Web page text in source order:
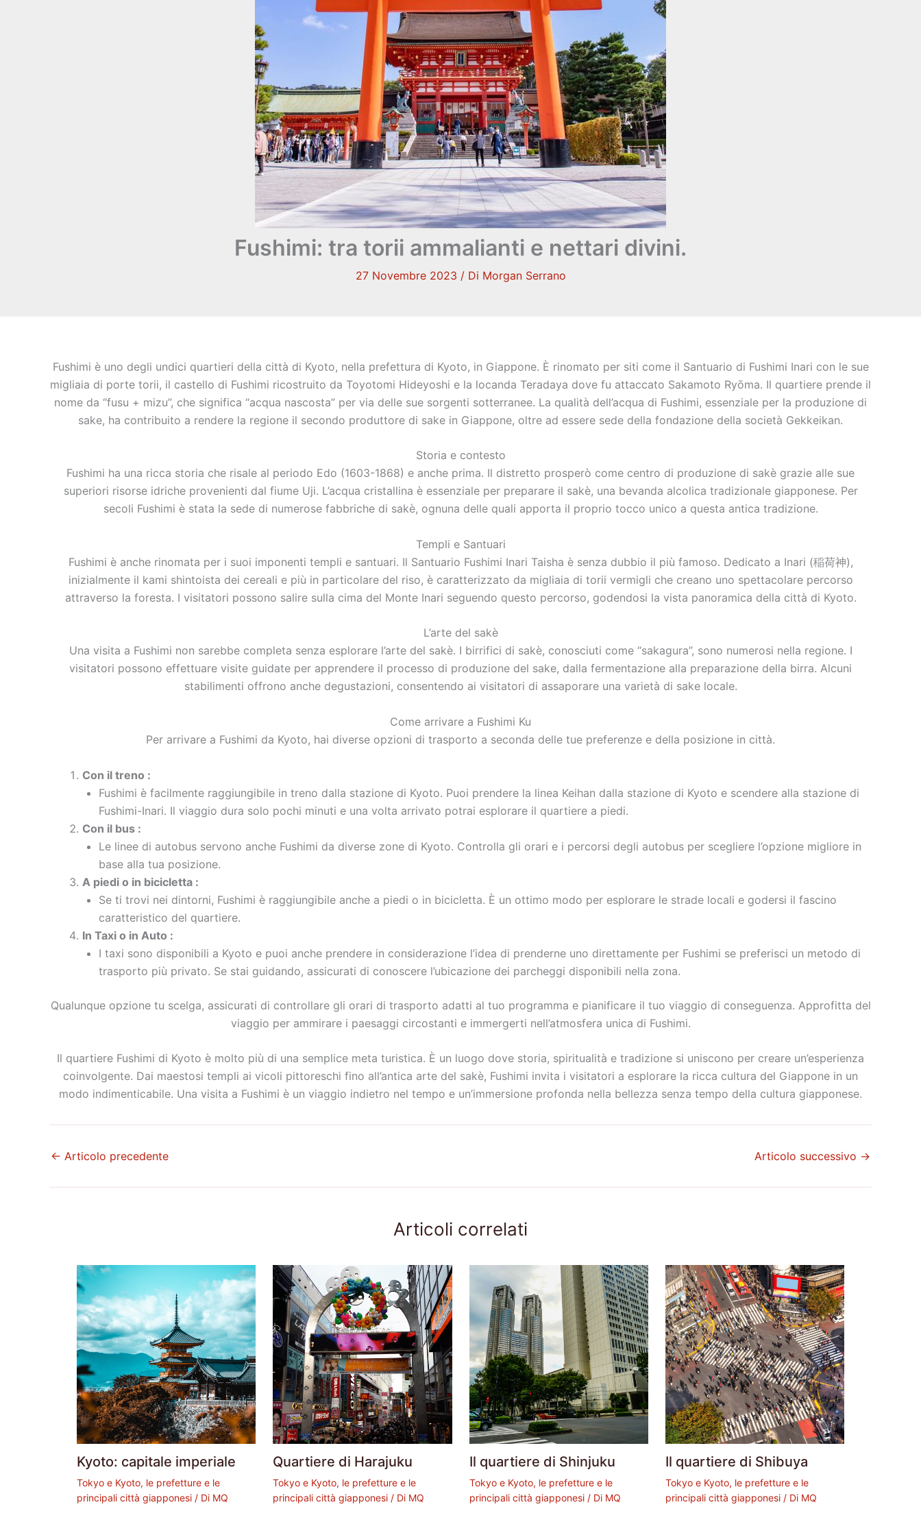
Fushimi: tra torii ammalianti e nettari divini.
27 Novembre 2023 / Di Morgan Serrano
Fushimi è uno degli undici quartieri della città di Kyoto, nella prefettura di Kyoto, in Giappone. È rinomato per siti come il Santuario di Fushimi Inari con le sue
migliaia di porte torii, il castello di Fushimi ricostruito da Toyotomi Hideyoshi e la locanda Teradaya dove fu attaccato Sakamoto Ryōma. Il quartiere prende il
nome da “fusu + mizu”, che significa “acqua nascosta” per via delle sue sorgenti sotterranee. La qualità dell’acqua di Fushimi, essenziale per la produzione di
sake, ha contribuito a rendere la regione il secondo produttore di sake in Giappone, oltre ad essere sede della fondazione della società Gekkeikan.
Storia e contesto
Fushimi ha una ricca storia che risale al periodo Edo (1603-1868) e anche prima. Il distretto prosperò come centro di produzione di sakè grazie alle sue
superiori risorse idriche provenienti dal fiume Uji. L’acqua cristallina è essenziale per preparare il sakè, una bevanda alcolica tradizionale giapponese. Per
secoli Fushimi è stata la sede di numerose fabbriche di sakè, ognuna delle quali apporta il proprio tocco unico a questa antica tradizione.
Templi e Santuari
Fushimi è anche rinomata per i suoi imponenti templi e santuari. Il Santuario Fushimi Inari Taisha è senza dubbio il più famoso. Dedicato a Inari (稲荷神),
inizialmente il kami shintoista dei cereali e più in particolare del riso, è caratterizzato da migliaia di torii vermigli che creano uno spettacolare percorso
attraverso la foresta. I visitatori possono salire sulla cima del Monte Inari seguendo questo percorso, godendosi la vista panoramica della città di Kyoto.
L’arte del sakè
Una visita a Fushimi non sarebbe completa senza esplorare l’arte del sakè. I birrifici di sakè, conosciuti come “sakagura”, sono numerosi nella regione. I
visitatori possono effettuare visite guidate per apprendere il processo di produzione del sake, dalla fermentazione alla preparazione della birra. Alcuni
stabilimenti offrono anche degustazioni, consentendo ai visitatori di assaporare una varietà di sake locale.
Come arrivare a Fushimi Ku
Per arrivare a Fushimi da Kyoto, hai diverse opzioni di trasporto a seconda delle tue preferenze e della posizione in città.
Con il treno :
Fushimi è facilmente raggiungibile in treno dalla stazione di Kyoto. Puoi prendere la linea Keihan dalla stazione di Kyoto e scendere alla stazione di
Fushimi-Inari. Il viaggio dura solo pochi minuti e una volta arrivato potrai esplorare il quartiere a piedi.
Con il bus :
Le linee di autobus servono anche Fushimi da diverse zone di Kyoto. Controlla gli orari e i percorsi degli autobus per scegliere l’opzione migliore in
base alla tua posizione.
A piedi o in bicicletta :
Se ti trovi nei dintorni, Fushimi è raggiungibile anche a piedi o in bicicletta. È un ottimo modo per esplorare le strade locali e godersi il fascino
caratteristico del quartiere.
In Taxi o in Auto :
I taxi sono disponibili a Kyoto e puoi anche prendere in considerazione l’idea di prenderne uno direttamente per Fushimi se preferisci un metodo di
trasporto più privato. Se stai guidando, assicurati di conoscere l’ubicazione dei parcheggi disponibili nella zona.
Qualunque opzione tu scelga, assicurati di controllare gli orari di trasporto adatti al tuo programma e pianificare il tuo viaggio di conseguenza. Approfitta del
viaggio per ammirare i paesaggi circostanti e immergerti nell’atmosfera unica di Fushimi.
Il quartiere Fushimi di Kyoto è molto più di una semplice meta turistica. È un luogo dove storia, spiritualità e tradizione si uniscono per creare un’esperienza
coinvolgente. Dai maestosi templi ai vicoli pittoreschi fino all’antica arte del sakè, Fushimi invita i visitatori a esplorare la ricca cultura del Giappone in un
modo indimenticabile. Una visita a Fushimi è un viaggio indietro nel tempo e un’immersione profonda nella bellezza senza tempo della cultura giapponese.
← Articolo precedente Articolo successivo →
Articoli correlati
Kyoto: capitale imperiale
Tokyo e Kyoto, le prefetture e le
principali città giapponesi / Di MQ
Quartiere di Harajuku
Tokyo e Kyoto, le prefetture e le
principali città giapponesi / Di MQ
Il quartiere di Shinjuku
Tokyo e Kyoto, le prefetture e le
principali città giapponesi/ Di MQ
Il quartiere di Shibuya
Tokyo e Kyoto, le prefetture e le
principali città giapponesi/ Di MQ